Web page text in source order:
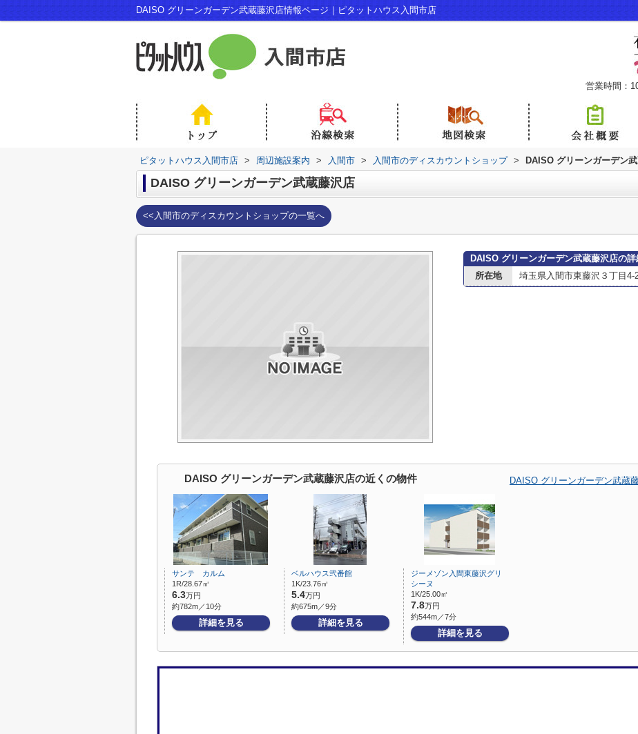
DAISO グリーンガーデン武蔵藤沢店情報ページ｜ピタットハウス入間市店
営業時間：
ピタットハウス入間市店 > 周辺施設案内 > 入間市 > 入間市のディスカウントショップ > DAISO グリーンガーデン
DAISO グリーンガーデン武蔵藤沢店
<<入間市のディスカウントショップの一覧へ
DAISO グリーンガーデン武蔵藤沢店の詳
所在地
埼玉県入間市東藤沢３丁目4-
DAISO グリーンガーデン武蔵藤沢店の近くの物件 DAISO グリーンガーデン武蔵
サンテ カルム
1R/28.67㎡
6.3万円
約782m／10分
詳細を見る
ベルハウス弐番館
1K/23.76㎡
5.4万円
約675m／9分
詳細を見る
ジーメゾン入間東藤沢グリ
シーヌ
1K/25.00㎡
7.8万円
約544m／7分
詳細を見る